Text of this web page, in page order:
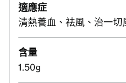
適應症
清熱養血、祛風、治一切
含量
1.50g